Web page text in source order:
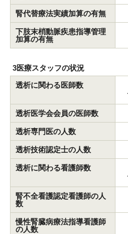
腎代替療法実績加算の有無
下肢末梢動脈疾患指導管理
加算の有無
3医療スタッフの状況
透析に関わる医師数
透析医学会会員の医師数
透析専門医の人数
透析技術認定士の人数
透析に関わる看護師数
腎不全看護認定看護師の人
数
慢性腎臓病療法指導看護師
の人数